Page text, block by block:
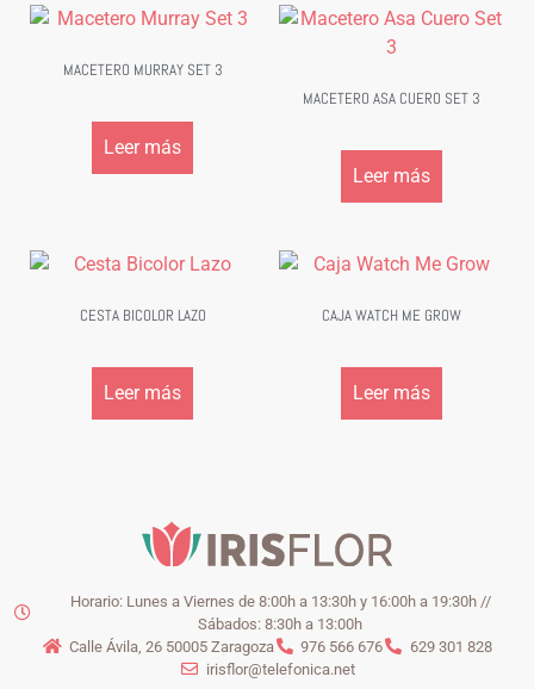
MACETERO MURRAY SET 3
Leer más
MACETERO ASA CUERO SET 3
Leer más
CESTA BICOLOR LAZO
Leer más
CAJA WATCH ME GROW
Leer más
Horario: Lunes a Viernes de 8:00h a 13:30h y 16:00h a 19:30h //
Sábados: 8:30h a 13:00h
Calle Ávila, 26 50005 Zaragoza
976 566 676
629 301 828
irisflor@telefonica.net